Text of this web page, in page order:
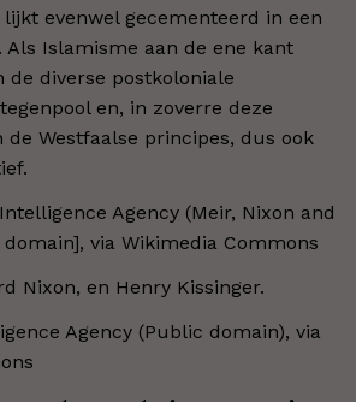
evenwel gecementeerd in een
Als Islamisme aan de ene kant
de diverse postkoloniale
en, in zoverre deze
de Westfaalse principes, dus ook
Nixon, en Henry Kissinger.
Agency (Public domain), via